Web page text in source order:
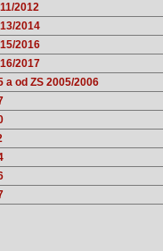
2012
2014
2016
2017
a od ZS 2005/2006